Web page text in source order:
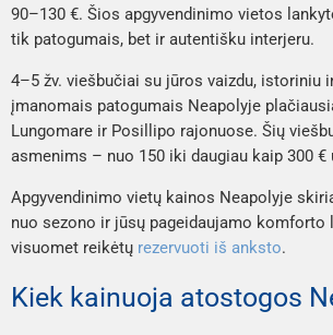
90–130 €. Šios apgyvendinimo vietos
tik patogumais, bet ir autentišku interjeru.
4–5 žv. viešbučiai su jūros vaizdu, istoriniu
įmanomais patogumais Neapolyje
Lungomare ir Posillipo rajonuose. Šių
asmenims – nuo 150 iki daugiau kaip 300 €
Apgyvendinimo vietų kainos Neapolyje
nuo sezono ir jūsų pageidaujamo komforto
visuomet reikėtų rezervuoti iš anksto.
Kiek kainuoja atostogos